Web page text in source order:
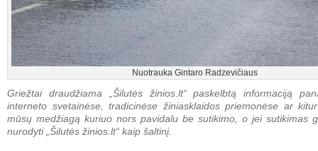
Nuotrauka Gintaro Radzevičiaus
Griežtai draudžiama „Šilutės žinios.lt“ paskelbtą informaciją
interneto svetainėse, tradicinėse žiniasklaidos priemonėse ar
mūsų medžiagą kuriuo nors pavidalu be sutikimo, o jei sutikimas
nurodyti „Šilutės žinios.lt“ kaip šaltinį.